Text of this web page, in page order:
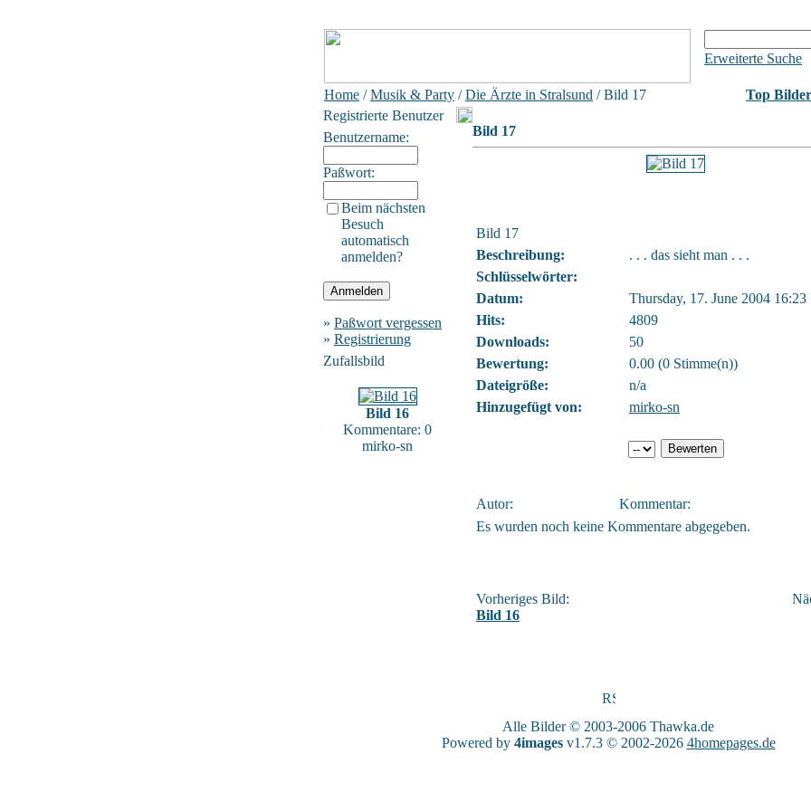
Erweiterte Suche
Home /Musik & Party /Die Ärzte in Stralsund / Bild 17 Top Bilder
Registrierte Benutzer
Benutzername:
Paßwort:
Beim nächsten
Besuch
automatisch
anmelden?
» Paßwort vergessen
» Registrierung
Zufallsbild
Bild 16
Kommentare: 0
mirko-sn
Bild 17
Bild 17
Beschreibung:
. . . das sieht man . . .
Schlüsselwörter:
Datum:
Thursday, 17. June 2004 16:23
Hits:
4809
Downloads:
50
Bewertung:
0.00 (0 Stimme(n))
Dateigröße:
n/a
Hinzugefügt von:
mirko-sn
Autor:
Kommentar:
Es wurden noch keine Kommentare abgegeben.
Vorheriges Bild:
Bild 16
Alle Bilder © 2003-2006 Thawka.de
Powered by 4imagesv1.7.3 © 2002-2026 4homepages.de